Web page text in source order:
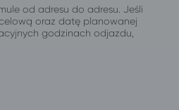
od adresu do adresu. Jeśli
oraz datę planowanej
godzinach odjazdu,